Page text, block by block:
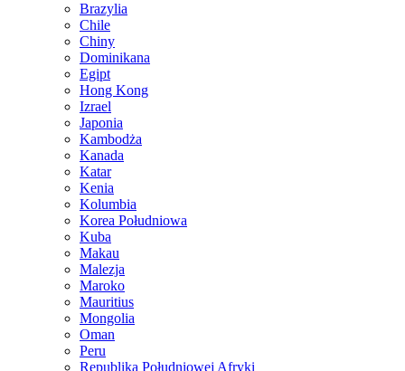
Brazylia
Chile
Chiny
Dominikana
Egipt
Hong Kong
Izrael
Japonia
Kambodża
Kanada
Katar
Kenia
Kolumbia
Korea Południowa
Kuba
Makau
Malezja
Maroko
Mauritius
Mongolia
Oman
Peru
Republika Południowej Afryki